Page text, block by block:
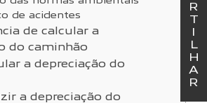
R
T
I
L
H
A
R
de acidentes
de calcular a
do caminhão
a depreciação do
a depreciação do